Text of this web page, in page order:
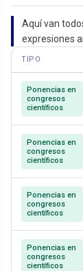
Aquí van
expresiones
TIPO
Ponencias en
congresos
científicos
Ponencias en
congresos
científicos
Ponencias en
congresos
científicos
Ponencias en
congresos
científicos